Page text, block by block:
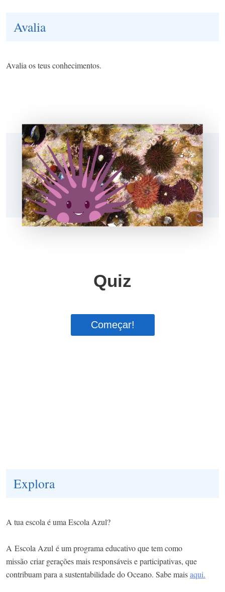
Avalia
Avalia os teus conhecimentos.
Explora
A tua escola é uma Escola Azul?
A Escola Azul é um programa educativo que tem como
missão criar gerações mais responsáveis e participativas, que
contribuam para a sustentabilidade do Oceano. Sabe maisaqui.